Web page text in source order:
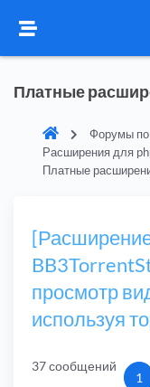
Платные
Форумы по
Расширения для
Платные
просмотр
используя
37 сообщений
1